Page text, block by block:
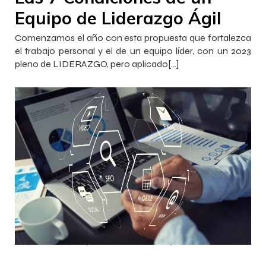
Equipo de Liderazgo Ágil
Comenzamos el año con esta propuesta que fortalezca
el trabajo personal y el de un equipo líder, con un 2023
pleno de LIDERAZGO, pero aplicado[…]
InnovaJob Chile – 30 noviembre 2022 – 15:00